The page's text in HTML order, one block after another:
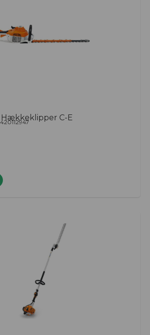
Hækkeklipper C-E